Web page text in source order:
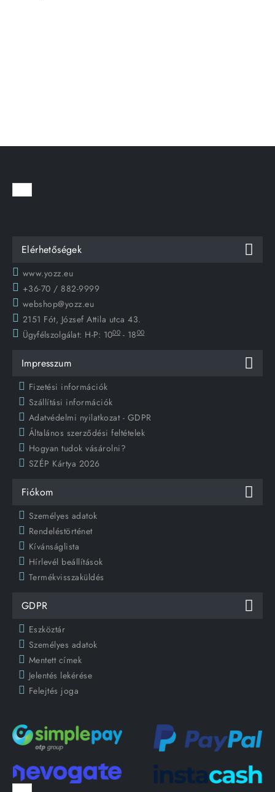
Elérhetőségek
www.yozz.eu
+36-70 / 882-9999
webshop@yozz.eu
2151 Fót, József Attila utca 43.
Ügyfélszolgálat: H-P: 1000 - 1800
Impresszum
Fizetési információk
Szállítási információk
Adatvédelmi nyilatkozat - GDPR
Általános szerződési feltételek
Hogyan tudok vásárolni?
SZÉP Kártya 2026
Fiókom
Személyes adatok
Rendeléstörténet
Kívánságlista
Hírlevél beállítások
Termékvisszaküldés
GDPR
Eszköztár
Személyes adatok
Mentett címek
Jelentés lekérése
Felejtés joga